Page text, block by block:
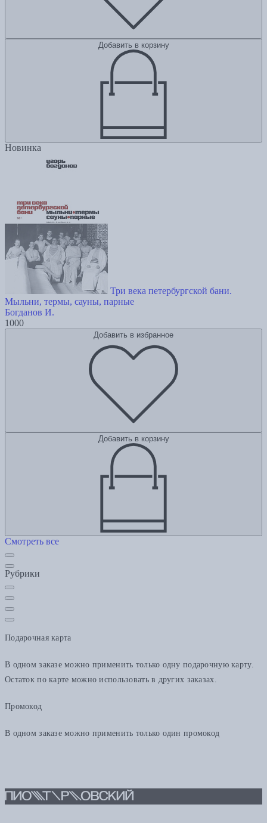
Добавить в корзину
Новинка
Три века петербургской бани.
Мыльни, термы, сауны, парные
Богданов И.
1000
Добавить в избранное
Добавить в корзину
Смотреть все
Рубрики
Подарочная карта
В одном заказе можно применить только одну подарочную карту.
Остаток по карте можно использовать в других заказах.
Промокод
В одном заказе можно применить только один промокод